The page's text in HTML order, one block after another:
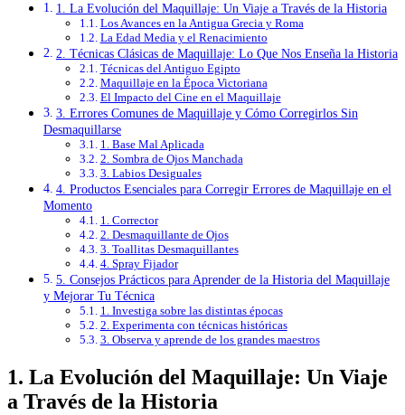
1. La Evolución del Maquillaje: Un Viaje a Través de la Historia
Los Avances en la Antigua Grecia y Roma
La Edad Media y el Renacimiento
2. Técnicas Clásicas de Maquillaje: Lo Que Nos Enseña la Historia
Técnicas del Antiguo Egipto
Maquillaje en la Época Victoriana
El Impacto del Cine en el Maquillaje
3. Errores Comunes de Maquillaje y Cómo Corregirlos Sin
Desmaquillarse
1. Base Mal Aplicada
2. Sombra de Ojos Manchada
3. Labios Desiguales
4. Productos Esenciales para Corregir Errores de Maquillaje en el
Momento
1. Corrector
2. Desmaquillante de Ojos
3. Toallitas Desmaquillantes
4. Spray Fijador
5. Consejos Prácticos para Aprender de la Historia del Maquillaje
y Mejorar Tu Técnica
1. Investiga sobre las distintas épocas
2. Experimenta con técnicas históricas
3. Observa y aprende de los grandes maestros
1. La Evolución del Maquillaje: Un Viaje
a Través de la Historia